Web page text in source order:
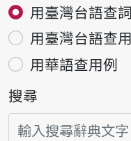
用臺灣台語查
用臺灣台語查
用華語查用例
搜尋